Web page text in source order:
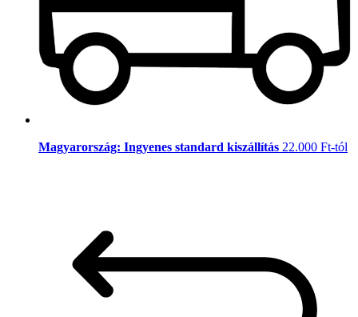
Magyarország: Ingyenes standard kiszállítás 22.000 Ft-tól